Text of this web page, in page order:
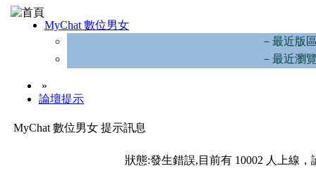
MyChat 數位男女
－最近版
－最近瀏
»
論壇提示
MyChat 數位男女 提示訊息
狀態:發生錯誤,目前有 10002 人上線